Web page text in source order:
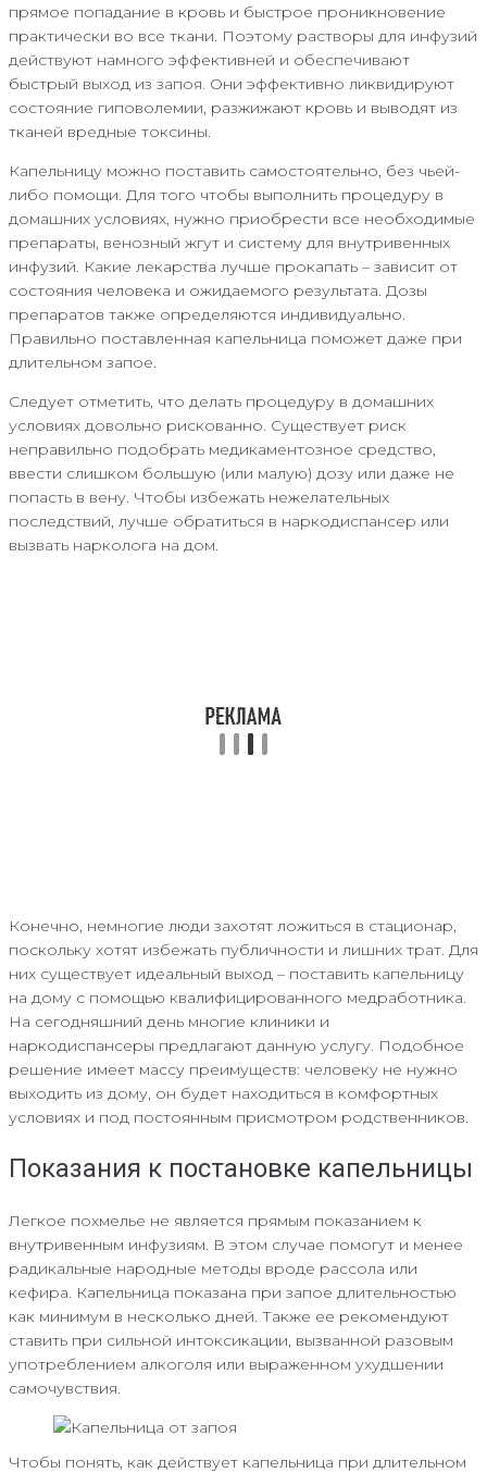
прямое попадание в кровь и быстрое проникновение
практически во все ткани. Поэтому растворы для инфузий
действуют намного эффективней и обеспечивают
быстрый выход из запоя. Они эффективно ликвидируют
состояние гиповолемии, разжижают кровь и выводят из
тканей вредные токсины.
Капельницу можно поставить самостоятельно, без чьей-
либо помощи. Для того чтобы выполнить процедуру в
домашних условиях, нужно приобрести все необходимые
препараты, венозный жгут и систему для внутривенных
инфузий. Какие лекарства лучше прокапать – зависит от
состояния человека и ожидаемого результата. Дозы
препаратов также определяются индивидуально.
Правильно поставленная капельница поможет даже при
длительном запое.
Следует отметить, что делать процедуру в домашних
условиях довольно рискованно. Существует риск
неправильно подобрать медикаментозное средство,
ввести слишком большую (или малую) дозу или даже не
попасть в вену. Чтобы избежать нежелательных
последствий, лучше обратиться в наркодиспансер или
вызвать нарколога на дом.
Конечно, немногие люди захотят ложиться в стационар,
поскольку хотят избежать публичности и лишних трат. Для
них существует идеальный выход – поставить капельницу
на дому с помощью квалифицированного медработника.
На сегодняшний день многие клиники и
наркодиспансеры предлагают данную услугу. Подобное
решение имеет массу преимуществ: человеку не нужно
выходить из дому, он будет находиться в комфортных
условиях и под постоянным присмотром родственников.
Показания к постановке капельницы
Легкое похмелье не является прямым показанием к
внутривенным инфузиям. В этом случае помогут и менее
радикальные народные методы вроде рассола или
кефира. Капельница показана при запое длительностью
как минимум в несколько дней. Также ее рекомендуют
ставить при сильной интоксикации, вызванной разовым
употреблением алкоголя или выраженном ухудшении
самочувствия.
Чтобы понять, как действует капельница при длительном